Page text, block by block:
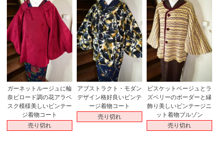
ガーネットルージュに輪
奈ビロード調の花アラベ
スク模様美しいビンテー
ジ着物コート
売り切れ
アブストラクト・モダン
デザイン格好良いビンテ
ージ着物コート
売り切れ
ビスケットベージュとラ
ズベリーのボーダーと縁
飾り美しいビンテージニ
ット着物ブルゾン
売り切れ